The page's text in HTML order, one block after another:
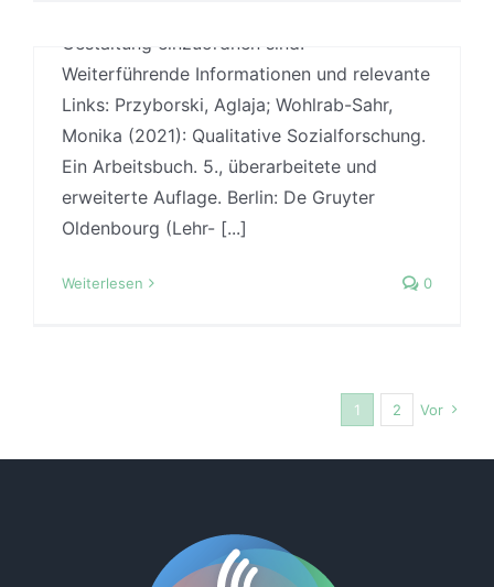
Gestaltung einzuordnen sind. ———
Weiterführende Informationen und relevante
Links: Przyborski, Aglaja; Wohlrab-Sahr,
Monika (2021): Qualitative Sozialforschung.
Ein Arbeitsbuch. 5., überarbeitete und
erweiterte Auflage. Berlin: De Gruyter
Oldenbourg (Lehr- [...]
Weiterlesen 0
1 2 Vor